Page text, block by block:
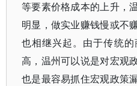
等要素价格成本的上升，
明显，做实业赚钱慢或不
也相继兴起。由于传统
高，温州可以说是对宏观
也是最容易抓住宏观政策